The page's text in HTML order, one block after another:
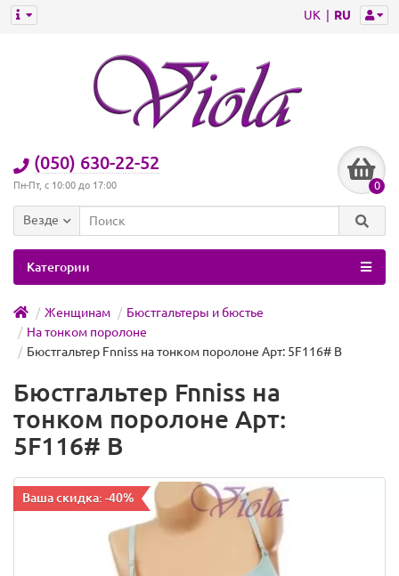
UK RU
(050) 630-22-52
Пн-Пт, с 10:00 до 17:00 0
Везде
Категории
Женщинам
Бюстгальтеры и бюстье
На тонком поролоне
Бюстгальтер Fnniss на тонком поролоне Арт: 5F116# B
Бюстгальтер Fnniss на
тонком поролоне Арт:
5F116# B
Ваша скидка: -40%